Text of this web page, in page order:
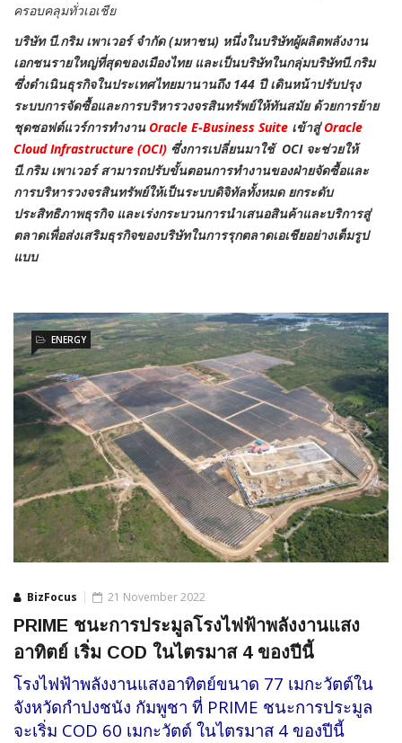
ครอบคลุมทั่วเอเชีย
บริษัท บี.กริม เพาเวอร์ จำกัด (มหาชน) หนึ่งในบริษัทผู้ผลิตพลังงาน
เอกชนรายใหญ่ที่สุดของเมืองไทย และเป็นบริษัทในกลุ่มบริษัทบี.กริม
ซึ่งดำเนินธุรกิจในประเทศไทยมานานถึง 144 ปี เดินหน้าปรับปรุง
ระบบการจัดซื้อและการบริหารวงจรสินทรัพย์ให้ทันสมัย ด้วยการย้าย
ชุดซอฟต์แวร์การทำงานOracle E-Business Suite เข้าสู่Oracle
Cloud Infrastructure (OCI) ซึ่งการเปลี่ยนมาใช้ OCI จะช่วยให้
บี.กริม เพาเวอร์ สามารถปรับขั้นตอนการทำงานของฝ่ายจัดซื้อและ
การบริหารวงจรสินทรัพย์ให้เป็นระบบดิจิทัลทั้งหมด ยกระดับ
ประสิทธิภาพธุรกิจ และเร่งกระบวนการนำเสนอสินค้าและบริการสู่
ตลาดเพื่อส่งเสริมธุรกิจของบริษัทในการรุกตลาดเอเชียอย่างเต็มรูป
แบบ
BizFocus
ENERGY
21 November 2022
PRIME ชนะการประมูลโรงไฟฟ้าพลังงานแสง
อาทิตย์ เริ่ม COD ในไตรมาส 4 ของปีนี้
โรงไฟฟ้าพลังงานแสงอาทิตย์ขนาด 77 เมกะวัตต์ใน
จังหวัดกำปงชนัง กัมพูชา ที่ PRIME ชนะการประมูล
จะเริ่ม COD 60 เมกะวัตต์ ในไตรมาส 4 ของปีนี้